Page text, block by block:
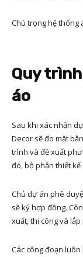
Chú trọng hệ thống
Quy
áo
Sau khi xác nhận
Decor sẽ đo mặt
trình và đề xuất
đó, bộ phận thiết
Chủ dự án phê
sẽ ký hợp đồng.
xuất, thi công và
Các công đoạn